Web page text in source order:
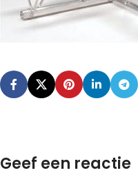
Geef een reactie